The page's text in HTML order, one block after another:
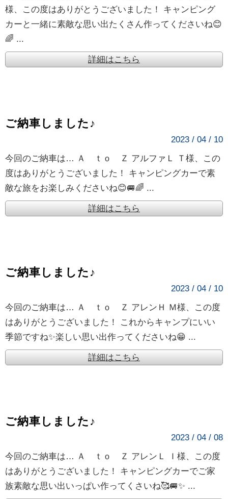
様、この度はありがとうございました！ キャンピング
カーと一緒に素敵な思い出たくさん作ってくださいね😊
🌈 ...
詳細はこちら
ご納車しました♪
2023 / 04 / 10
今回のご納車は… Ａ ｔｏ Ｚ アルファＬ Ｔ様、この
度はありがとうございました！ キャンピングカーで素
敵な旅をお楽しみくださいね😊🚐🌈 ...
詳細はこちら
ご納車しました♪
2023 / 04 / 10
今回のご納車は… Ａ ｔｏ Ｚ アレンＨ Ｍ様、この度
はありがとうございました！ これからキャンプにいい
季節ですね✨楽しい思い出作ってくださいね😁 ...
詳細はこちら
ご納車しました♪
2023 / 04 / 08
今回のご納車は… Ａ ｔｏ Ｚ アレンＬ Ｉ様、この度
はありがとうございました！ キャンピングカーでご家
族素敵な思い出いっぱい作ってくさいね🥰🚐✨ ...